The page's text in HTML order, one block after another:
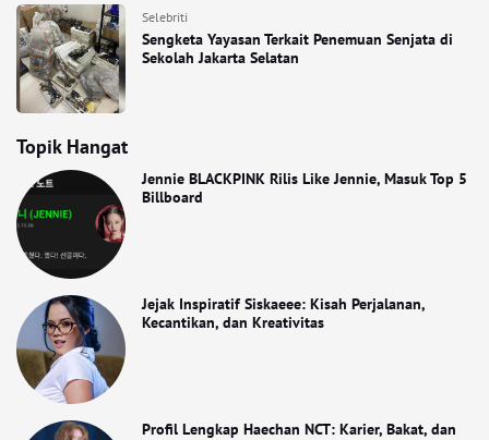
Selebriti
Sengketa Yayasan Terkait Penemuan Senjata di
Sekolah Jakarta Selatan
Topik Hangat
Jennie BLACKPINK Rilis Like Jennie, Masuk Top 5
Billboard
Jejak Inspiratif Siskaeee: Kisah Perjalanan,
Kecantikan, dan Kreativitas
Profil Lengkap Haechan NCT: Karier, Bakat, dan